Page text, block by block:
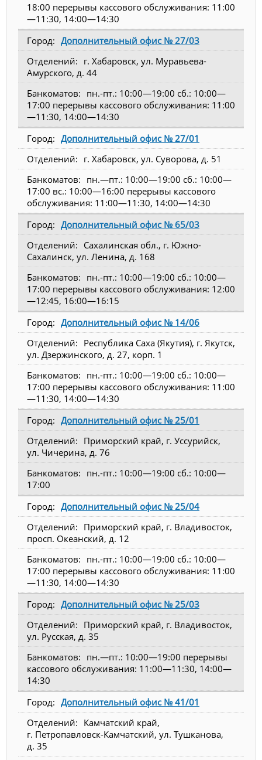
18:00 перерывы кассового обслуживания: 11:00
—11:30, 14:00—14:30
Дополнительный офис № 27/03
г. Хабаровск, ул. Муравьева-
Амурского, д. 44
пн.-пт.: 10:00—19:00 сб.: 10:00—
17:00 перерывы кассового обслуживания: 11:00
—11:30, 14:00—14:30
Дополнительный офис № 27/01
г. Хабаровск, ул. Суворова, д. 51
пн.—пт.: 10:00—19:00 сб.: 10:00—
17:00 вс.: 10:00—16:00 перерывы кассового
обслуживания: 11:00—11:30, 14:00—14:30
Дополнительный офис № 65/03
Сахалинская обл., г. Южно-
Сахалинск, ул. Ленина, д. 168
пн.-пт.: 10:00—19:00 сб.: 10:00—
17:00 перерывы кассового обслуживания: 12:00
—12:45, 16:00—16:15
Дополнительный офис № 14/06
Республика Саха (Якутия), г. Якутск,
ул. Дзержинского, д. 27, корп. 1
пн.-пт.: 10:00—19:00 сб.: 10:00—
17:00 перерывы кассового обслуживания: 11:00
—11:30, 14:00—14:30
Дополнительный офис № 25/01
Приморский край, г. Уссурийск,
ул. Чичерина, д. 76
пн.-пт.: 10:00—19:00 сб.: 10:00—
17:00
Дополнительный офис № 25/04
Приморский край, г. Владивосток,
просп. Океанский, д. 12
пн.-пт.: 10:00—19:00 сб.: 10:00—
17:00 перерывы кассового обслуживания: 11:00
—11:30, 14:00—14:30
Дополнительный офис № 25/03
Приморский край, г. Владивосток,
ул. Русская, д. 35
пн.—пт.: 10:00—19:00 перерывы
кассового обслуживания: 11:00—11:30, 14:00—
14:30
Дополнительный офис № 41/01
Камчатский край,
г. Петропавловск-Камчатский, ул. Тушканова,
д. 35